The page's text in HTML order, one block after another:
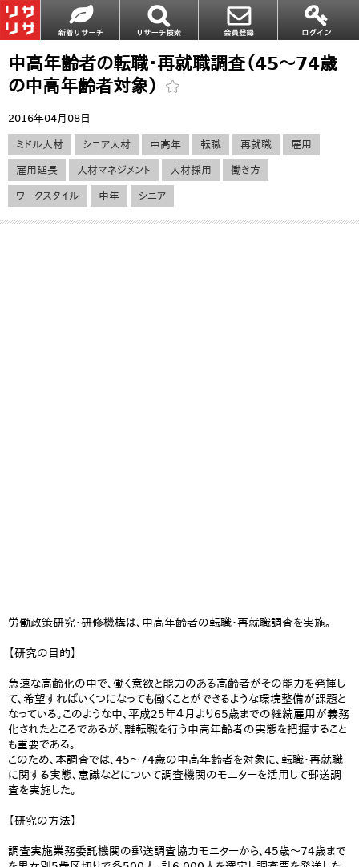
中高年齢者の転職・再就職調査（45～74歳
の中高年齢者対象）
2016年04月08日
ミドル人材 シニア人材 中高年 転職 再就職 雇用
雇用延長 人材マネジメント 人材採用 働き方
ワークスタイル 中年 シニア
労働政策研究・研修機構は、中高年齢者の転職・再就職調査を実施。
【研究の目的】
急速な高齢化の中で、働く意欲と能力のある高齢者がその能力を発揮し
て、希望すればいくつになっても働くことができるような環境整備が課題と
なっている。このような中、平成25年４月より65歳までの継続雇用が義務
化されたところであるが、離転職を行う中高年齢者の実態を把握すること
も重要である。
このため、本調査では、45～74歳の中高年齢者を対象に、転職・再就職
に関する実態、意識などについて調査機関のモニターを活用して郵送調
査を実施した。
【研究の方法】
調査実施業務委託機関の郵送調査協力モニターから、45歳～74歳まで